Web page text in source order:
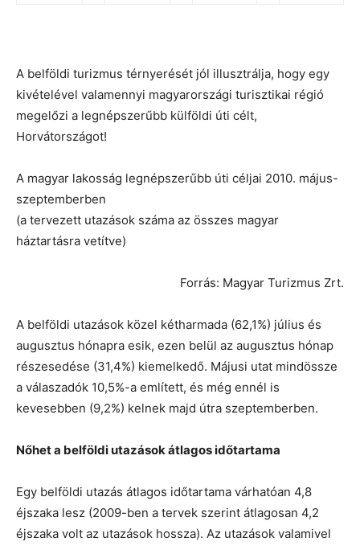
A belföldi turizmus térnyerését jól illusztrálja, hogy egy
kivételével valamennyi magyarországi turisztikai régió
megelőzi a legnépszerűbb külföldi úti célt,
Horvátországot!
A magyar lakosság legnépszerűbb úti céljai 2010. május-
szeptemberben
(a tervezett utazások száma az összes magyar
háztartásra vetítve)
Forrás: Magyar Turizmus Zrt.
A belföldi utazások közel kétharmada (62,1%) július és
augusztus hónapra esik, ezen belül az augusztus hónap
részesedése (31,4%) kiemelkedő. Májusi utat mindössze
a válaszadók 10,5%-a említett, és még ennél is
kevesebben (9,2%) kelnek majd útra szeptemberben.
Nőhet a belföldi utazások átlagos időtartama
Egy belföldi utazás átlagos időtartama várhatóan 4,8
éjszaka lesz (2009-ben a tervek szerint átlagosan 4,2
éjszaka volt az utazások hossza). Az utazások valamivel